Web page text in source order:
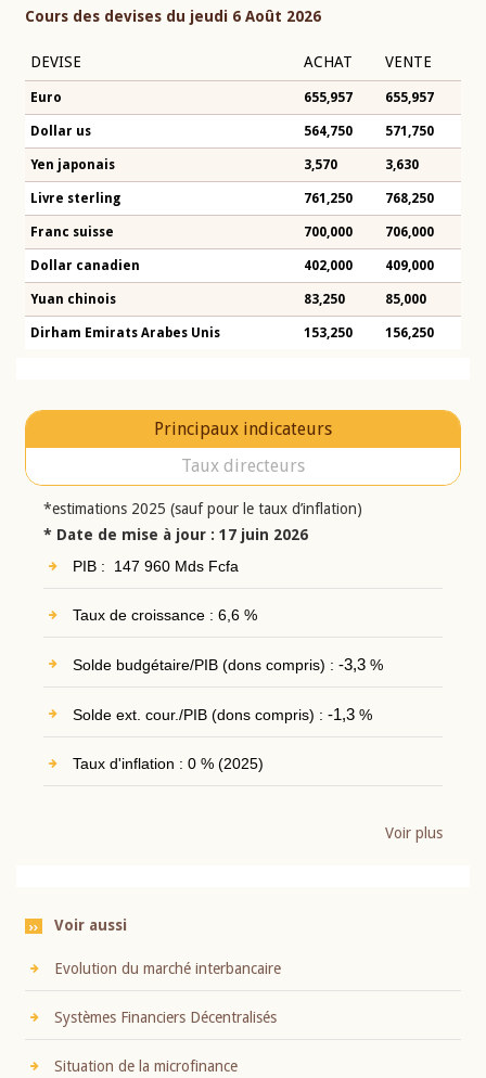
Cours des devises du jeudi 6 Août 2026
DEVISE ACHAT VENTE
Euro 655,957 655,957
Dollar us 564,750 571,750
Yen japonais 3,570 3,630
Livre sterling 761,250 768,250
Franc suisse 700,000 706,000
Dollar canadien 402,000 409,000
Yuan chinois 83,250 85,000
Dirham Emirats Arabes Unis 153,250 156,250
Principaux indicateurs
Taux directeurs
*estimations 2025 (sauf pour le taux d’inflation)
* Date de mise à jour : 17 juin 2026
PIB : 147 960 Mds Fcfa
Taux de croissance : 6,6 %
Solde budgétaire/PIB (dons compris) : -3,3%
Solde ext. cour./PIB (dons compris) : -1,3%
Taux d'inflation : 0 % (2025)
Voir plus
Voir aussi
Evolution du marché interbancaire
Systèmes Financiers Décentralisés
Situation de la microfinance